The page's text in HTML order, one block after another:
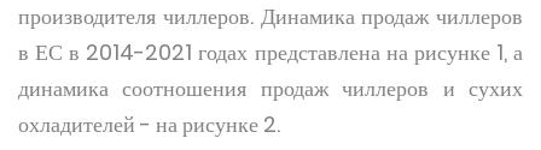
производителя чиллеров. Динамика продаж чиллеров
в ЕС в 2014-2021 годах представлена на рисунке 1, а
динамика соотношения продаж чиллеров и сухих
охладителей - на рисунке 2.